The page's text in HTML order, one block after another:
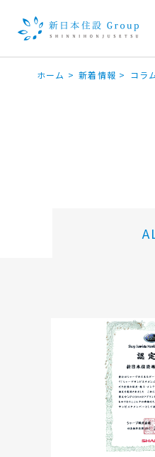
ホーム > 新着情報 > コラ